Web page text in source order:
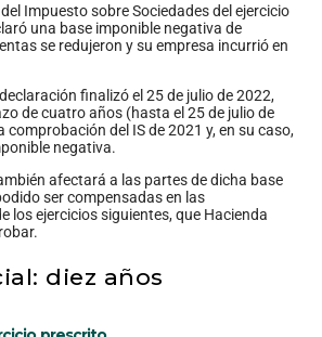
Impuesto sobre Sociedades del ejercicio
una base imponible negativa de
se redujeron y su empresa incurrió en
finalizó el 25 de julio de 2022,
de cuatro años (hasta el 25 de julio de
del IS de 2021 y, en su caso,
negativa.
afectará a las partes de dicha base
ser compensadas en las
los ejercicios siguientes, que Hacienda
diez años